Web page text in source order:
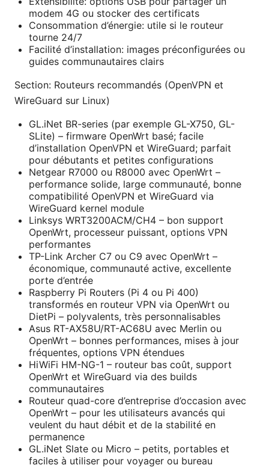
modem 4G ou stocker des certificats
Consommation d’énergie: utile si le routeur
tourne 24/7
Facilité d’installation: images préconfigurées ou
guides communautaires clairs
Section: Routeurs recommandés (OpenVPN et
WireGuard sur Linux)
GL.iNet BR-series (par exemple GL-X750, GL-
SLite) – firmware OpenWrt basé; facile
d’installation OpenVPN et WireGuard; parfait
pour débutants et petites configurations
Netgear R7000 ou R8000 avec OpenWrt –
performance solide, large communauté, bonne
compatibilité OpenVPN et WireGuard via
WireGuard kernel module
Linksys WRT3200ACM/CH4 – bon support
OpenWrt, processeur puissant, options VPN
performantes
TP-Link Archer C7 ou C9 avec OpenWrt –
économique, communauté active, excellente
porte d’entrée
Raspberry Pi Routers (Pi 4 ou Pi 400)
transformés en routeur VPN via OpenWrt ou
DietPi – polyvalents, très personnalisables
Asus RT-AX58U/RT-AC68U avec Merlin ou
OpenWrt – bonnes performances, mises à jour
fréquentes, options VPN étendues
HiWiFi HM-NG-1 – routeur bas coût, support
OpenWrt et WireGuard via des builds
communautaires
Routeur quad-core d’entreprise d’occasion avec
OpenWrt – pour les utilisateurs avancés qui
veulent du haut débit et de la stabilité en
permanence
GL.iNet Slate ou Micro – petits, portables et
faciles à utiliser pour voyager ou bureau